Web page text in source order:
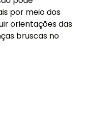
por meio dos
orientações das
bruscas no